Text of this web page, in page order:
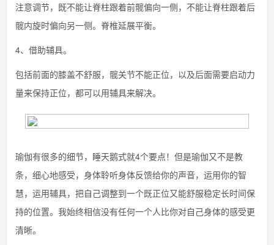
注意调节，既不能让脊柱跟着前髋偏向一侧，不能让脊柱跟着后
髋内旋时偏向另一侧。脊椎延展平衡。
4、借助辅具。
包括前面的膝盖不舒服，髋关节不能正位，以及后面需要启动力
量来保持正位，都可以用辅具来解决。
瑜伽有很多的细节，睡天鹅式就4个要点！但是瑜伽又不是教
条，细心地感受，身体聆听身体反馈给你的声音，运用你的智
慧，运用辅具，把自己调整到一个既正位又能舒服稳定长时间保
持的位置。我始终相信没有任何一个人比你对自己身体的感受更
清晰。